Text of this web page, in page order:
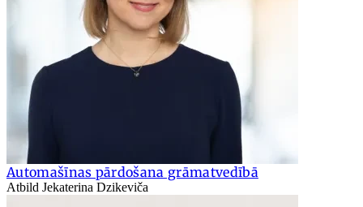
Automašīnas pārdošana grāmatvedībā
Atbild Jekaterina Dzikeviča